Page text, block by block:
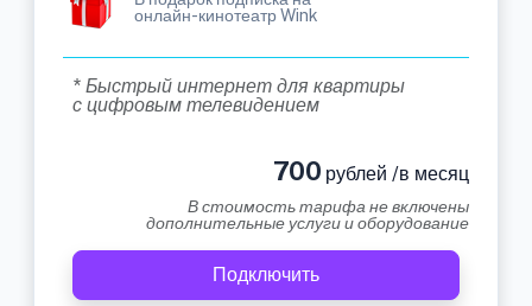
онлайн-кинотеатр Wink
* Быстрый интернет для квартиры
с цифровым телевидением
700 рублей /в месяц
В стоимость тарифа не включены
дополнительные услуги и оборудование
Подключить